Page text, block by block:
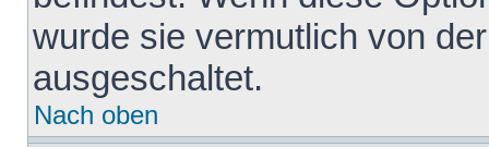
wurde sie vermutlich von
ausgeschaltet.
Nach oben